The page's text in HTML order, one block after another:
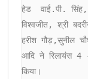
हेड  वाई.पी.
विश्वजीत, श्री
हरीश गौड़,सुनील
आदि ने रिलायंस 4 -